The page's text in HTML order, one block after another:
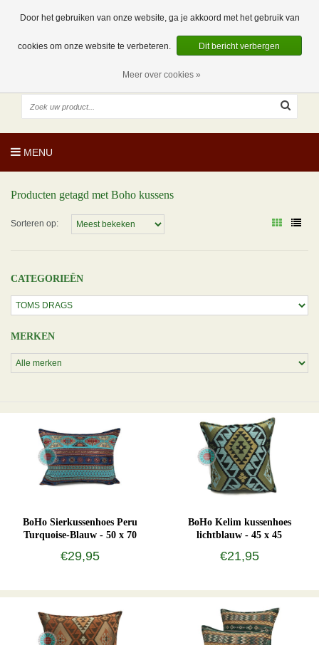
0 Artikelen
NL
EUR
MENU
Producten getagd met Boho kussens
Sorteren op:
CATEGORIEËN
MERKEN
BoHo Sierkussenhoes Peru
Turquoise-Blauw - 50 x 70
€29,95
BoHo Kelim kussenhoes
lichtblauw - 45 x 45
€21,95
Door het gebruiken van onze website, ga je akkoord met het gebruik van
cookies om onze website te verbeteren. Dit bericht verbergen
Meer over cookies »